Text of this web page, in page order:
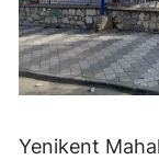
Yenikent